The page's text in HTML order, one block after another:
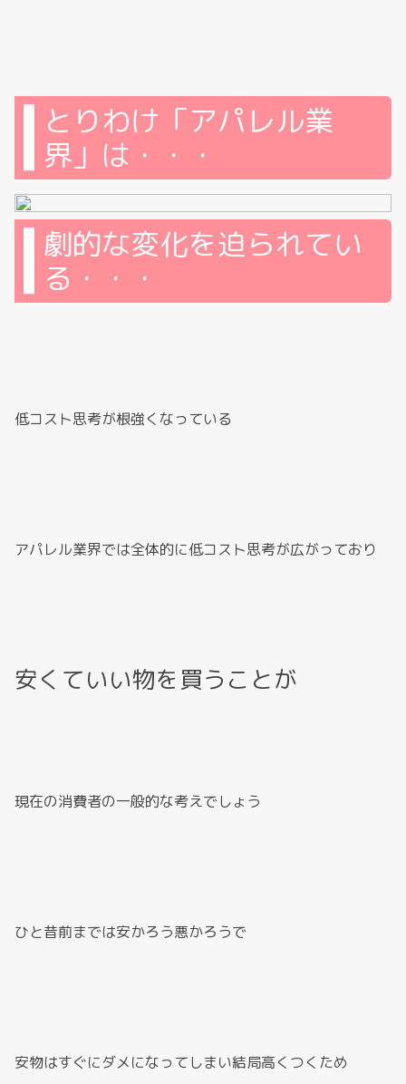
とりわけ「アパレル業
界」は・・・
劇的な変化を迫られてい
る・・・
低コスト思考が根強くなっている
アパレル業界では全体的に低コスト思考が広がっており
安くていい物を買うことが
現在の消費者の一般的な考えでしょう
ひと昔前までは安かろう悪かろうで
安物はすぐにダメになってしまい結局高くつくため